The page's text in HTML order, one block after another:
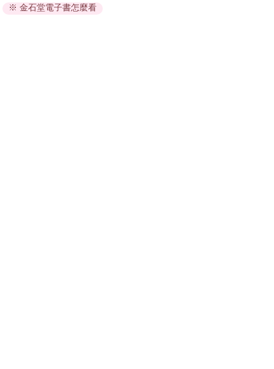
因版權保護，您在金石堂所購買的電子書僅能以金石堂專屬
※ 金石堂電子書怎麼看